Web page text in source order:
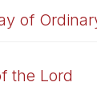
of
the Lord